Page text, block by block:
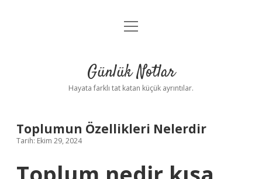
Anasayfa
Yasal Uyarı
menüyü
Günlük Notlar
Hayata farklı tat katan küçük ayrıntılar.
Toplumun Özellikleri Nelerdir
Tarih: Ekim 29, 2024